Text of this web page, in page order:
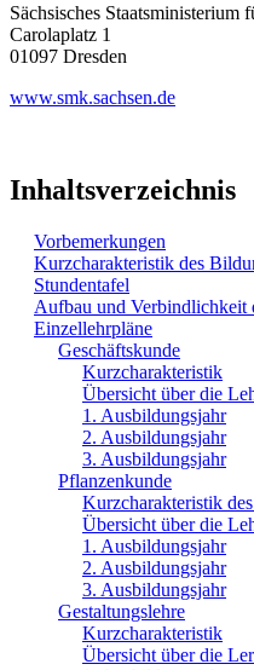
Sächsisches Staatsministerium
Carolaplatz 1
01097 Dresden
www.smk.sachsen.de
Inhaltsverzeichnis
Vorbemerkungen
Kurzcharakteristik des
Stundentafel
Aufbau und Verbindlichkeit
Einzellehrpläne
Geschäftskunde
Kurzcharakteristik
Übersicht über die
1. Ausbildungsjahr
2. Ausbildungsjahr
3. Ausbildungsjahr
Pflanzenkunde
Kurzcharakteristik
Übersicht über die
1. Ausbildungsjahr
2. Ausbildungsjahr
3. Ausbildungsjahr
Gestaltungslehre
Kurzcharakteristik
Übersicht über die